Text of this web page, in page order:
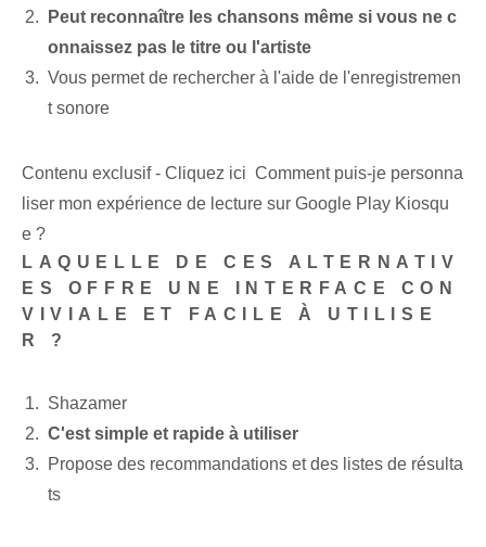
Peut reconnaître les chansons même si vous ne c
onnaissez pas le titre ou l'artiste
Vous permet de rechercher à l'aide de l'enregistremen
t sonore
Contenu exclusif - Cliquez ici Comment puis-je personna
liser mon expérience de lecture sur Google Play Kiosqu
e ?
LAQUELLE DE CES ALTERNATIV
ES OFFRE UNE INTERFACE CON
VIVIALE ET FACILE À UTILISE
R ?
Shazamer
C'est simple et rapide à utiliser
Propose des recommandations et des listes de résulta
ts